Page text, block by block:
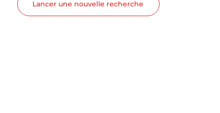
Lancer une nouvelle recherche